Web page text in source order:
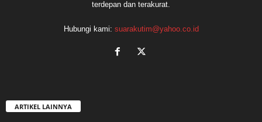
terdepan dan terakurat.
Hubungi kami: suarakutim@yahoo.co.id
ARTIKEL LAINNYA